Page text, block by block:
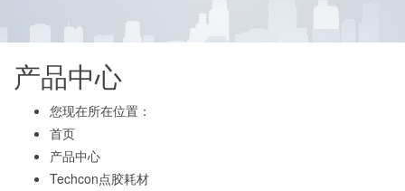
产品中心
您现在所在位置：
首页
产品中心
Techcon点胶耗材